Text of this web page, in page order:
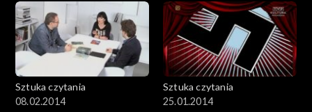
Sztuka czytania
08.02.2014
Sztuka czytania
25.01.2014